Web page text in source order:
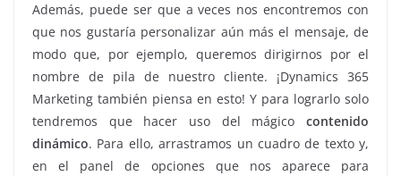
Además, puede ser que a veces nos encontremos con
que nos gustaría personalizar aún más el mensaje, de
modo que, por ejemplo, queremos dirigirnos por el
nombre de pila de nuestro cliente. ¡Dynamics 365
Marketing también piensa en esto! Y para lograrlo solo
tendremos que hacer uso del mágico contenido
dinámico. Para ello, arrastramos un cuadro de texto y,
en el panel de opciones que nos aparece para